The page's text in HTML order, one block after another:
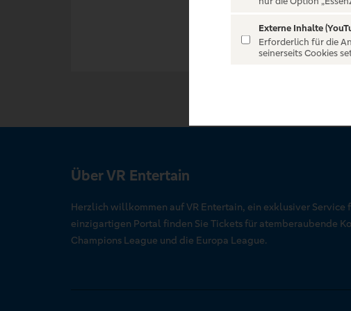
Über VR Entertain
Herzlich willkommen auf VR Entertain, ein exklusiver
einzigartigen Portal finden Sie Tickets für atemberaubende
Champions League und die Europa League.
Externe Inhalte
Erforderlich für die
seinerseits Cookies